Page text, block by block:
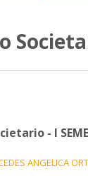
- I
ANGELICA